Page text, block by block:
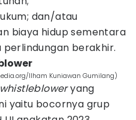
dan/atau
biaya hidup sementara
berakhir.
Ilham Kuniawan Gumilang)
whistlebloweryang
yaitu bocornya grup